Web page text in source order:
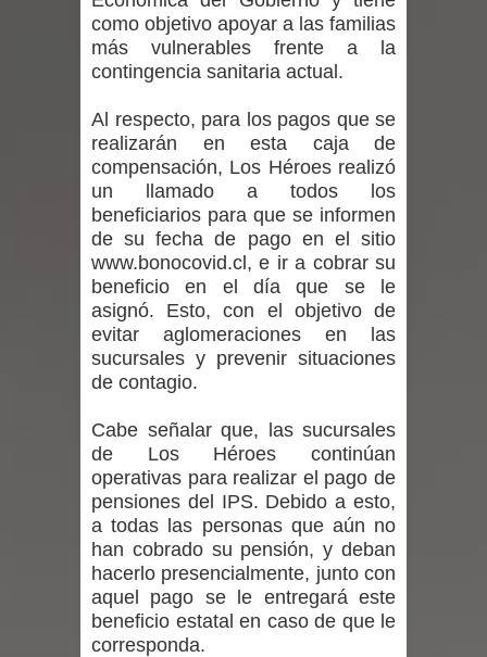
vacunación contra la Influenza y otros
virus respiratorios
Empedrado desarrolló con éxito el
desafío guerreros 2026
Banda linarense Los Remembers
regresa de Brasil tras impulsar un
intercambio musical y pedagógico
con comunidades escolares
expertos reiteren llamado a
vacunarse
Mario Meza endurece críticas contra
ministra de Salud por dejar fuera a
Linares: “No dará la cara”
como objetivo apoyar a las familias
más vulnerables frente a la
contingencia sanitaria actual.
Al respecto, para los pagos que se
realizarán en esta caja de
compensación, Los Héroes realizó
un llamado a todos los
beneficiarios para que se informen
de su fecha de pago en el sitio
www.bonocovid.cl, e ir a cobrar su
beneficio en el día que se le
asignó. Esto, con el objetivo de
evitar aglomeraciones en las
sucursales y prevenir situaciones
de contagio.
Cabe señalar que, las sucursales
de Los Héroes continúan
operativas para realizar el pago de
pensiones del IPS. Debido a esto,
a todas las personas que aún no
han cobrado su pensión, y deban
hacerlo presencialmente, junto con
aquel pago se le entregará este
beneficio estatal en caso de que le
corresponda.